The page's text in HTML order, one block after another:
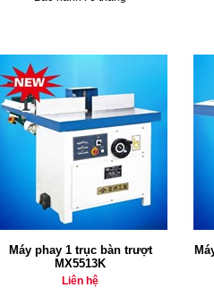
Máy phay 1 trục bàn trượt
MX5513K
Liên hệ